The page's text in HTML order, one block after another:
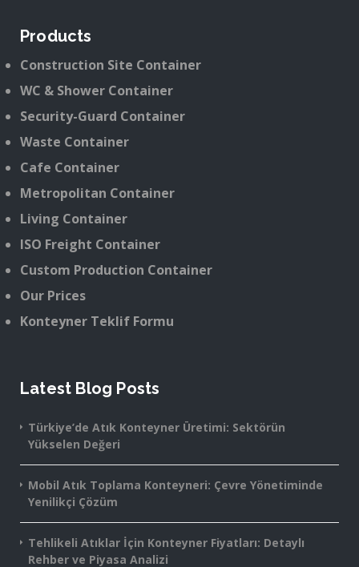
Products
Construction Site Container
WC & Shower Container
Security-Guard Container
Waste Container
Cafe Container
Metropolitan Container
Living Container
ISO Freight Container
Custom Production Container
Our Prices
Konteyner Teklif Formu
Latest Blog Posts
Türkiye’de Atık Konteyner Üretimi: Sektörün
Yükselen Değeri
Mobil Atık Toplama Konteyneri: Çevre Yönetiminde
Yenilikçi Çözüm
Tehlikeli Atıklar İçin Konteyner Fiyatları: Detaylı
Rehber ve Piyasa Analizi